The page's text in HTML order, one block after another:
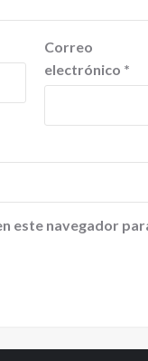
Correo
electrónico *
este navegador